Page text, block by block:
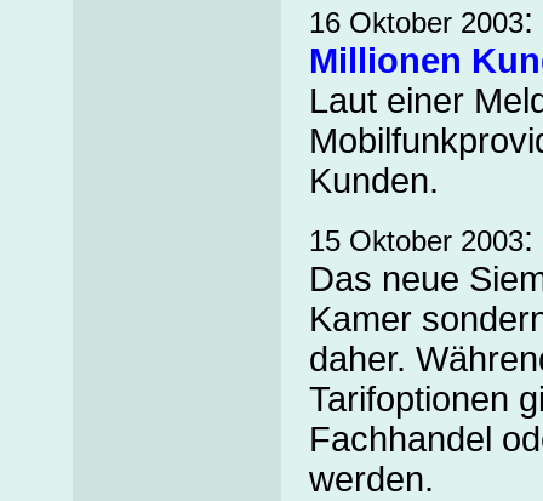
16 Oktober 2003:
Millionen
Laut einer
Kunden.
15 Oktober 2003:
Das neue
Kamer
daher.
Tarifoptionen
Fachhandel
werden.